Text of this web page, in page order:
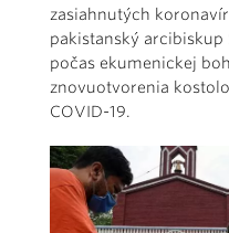
zasiahnutých
pakistanský arcibiskup
počas ekumenickej
znovuotvorenia
COVID-19.